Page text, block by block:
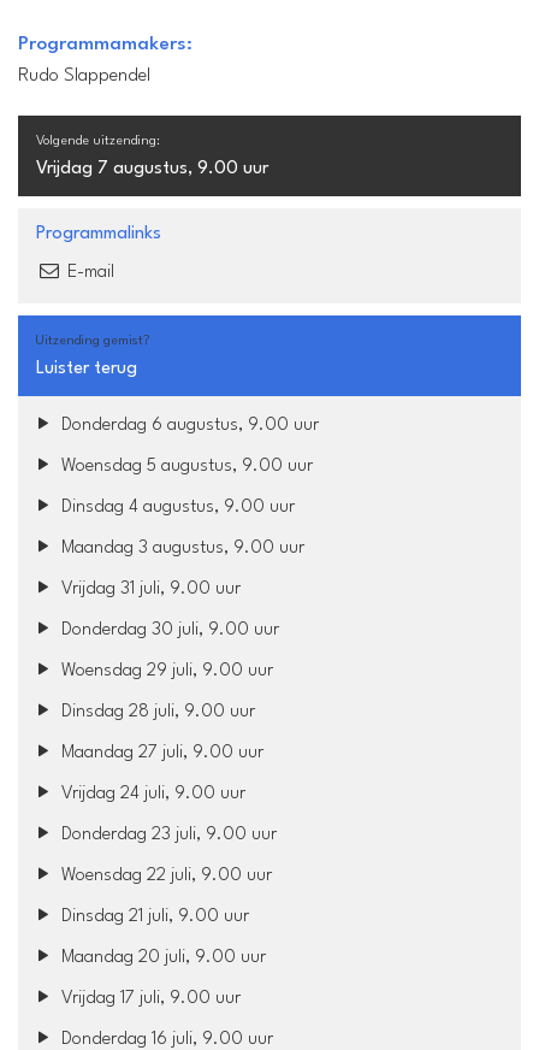
Programmamakers:
Rudo Slappendel
Volgende uitzending:
Vrijdag 7 augustus, 9.00 uur
Programmalinks
E-mail
Uitzending gemist?
Luister terug
Donderdag 6 augustus, 9.00 uur
Woensdag 5 augustus, 9.00 uur
Dinsdag 4 augustus, 9.00 uur
Maandag 3 augustus, 9.00 uur
Vrijdag 31 juli, 9.00 uur
Donderdag 30 juli, 9.00 uur
Woensdag 29 juli, 9.00 uur
Dinsdag 28 juli, 9.00 uur
Maandag 27 juli, 9.00 uur
Vrijdag 24 juli, 9.00 uur
Donderdag 23 juli, 9.00 uur
Woensdag 22 juli, 9.00 uur
Dinsdag 21 juli, 9.00 uur
Maandag 20 juli, 9.00 uur
Vrijdag 17 juli, 9.00 uur
Donderdag 16 juli, 9.00 uur